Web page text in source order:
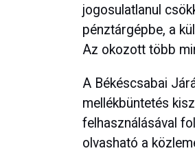
jogosulatlanul
pénztárgépbe, a
Az okozott több
A Békéscsabai
mellékbüntetés
felhasználásával
olvasható a